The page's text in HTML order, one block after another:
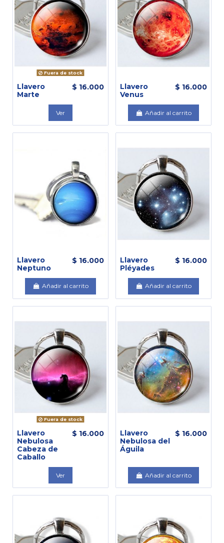
Fuera de stock
Llavero
Marte
$ 16.000
Ver
Llavero
Venus
$ 16.000
Añadir al carrito
Llavero
Neptuno
$ 16.000
Añadir al carrito
Llavero
Pléyades
$ 16.000
Añadir al carrito
Fuera de stock
Llavero
Nebulosa
Cabeza de
Caballo
$ 16.000
Ver
Llavero
Nebulosa del
Águila
$ 16.000
Añadir al carrito